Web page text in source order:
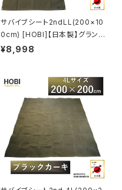
サバイブシート2ndLL(200×10
0cm) [HOBI]【日本製】グランド
シート 上質高級帆布(粗目風情
ッジマット 頑丈ハトメ 陣幕 キャ
ンプ 焚火 風避け アウトドア レ
ジャー マット 軍幕 ブラックカー
キ/サンド [MADE IN JAPAN]
¥8,998